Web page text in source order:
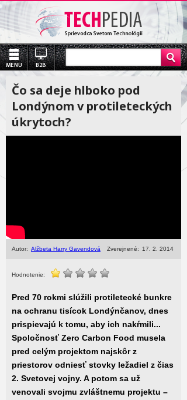
Čo sa deje hlboko pod
Londýnom v protileteckých
úkrytoch?
Autor: Alžbeta Harry Gavendová Zverejnené: 17. 2. 2014
Hodnotenie:
Pred 70 rokmi slúžili protiletecké bunkre
na ochranu tisícok Londýnčanov, dnes
prispievajú k tomu, aby ich nakŕmili...
Spoločnosť Zero Carbon Food musela
pred celým projektom najskôr z
priestorov odniesť stovky ležadiel z čias
2. Svetovej vojny. A potom sa už
venovali svojmu zvláštnemu projektu –